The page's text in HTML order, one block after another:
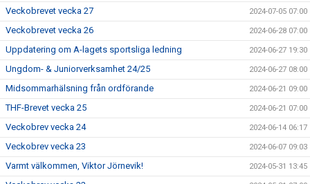
Veckobrevet vecka 27 2024-07-05 07:00
Veckobrevet vecka 26 2024-06-28 07:00
Uppdatering om A-lagets sportsliga ledning 2024-06-27 19:30
Ungdom- & Juniorverksamhet 24/25 2024-06-27 08:00
Midsommarhälsning från ordförande 2024-06-21 09:00
THF-Brevet vecka 25 2024-06-21 07:00
Veckobrev vecka 24 2024-06-14 06:17
Veckobrev vecka 23 2024-06-07 09:03
Varmt välkommen, Viktor Jörnevik! 2024-05-31 13:45